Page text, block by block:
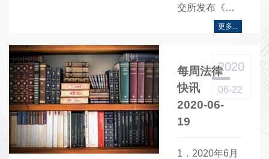
交所发布《香
港联合交易所
有限公司纪律
更多...
每周法律
快讯
2020-06-
19
2020
06-22
1．2020年6月